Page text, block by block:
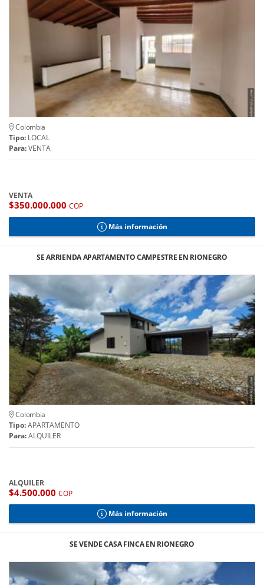
Colombia
Tipo: LOCAL
Para:VENTA
VENTA
$350.000.000 COP
Más información
SE ARRIENDA APARTAMENTO CAMPESTRE EN RIONEGRO
Colombia
Tipo:APARTAMENTO
Para:ALQUILER
ALQUILER
$4.500.000 COP
Más información
SE VENDE CASA FINCA EN RIONEGRO